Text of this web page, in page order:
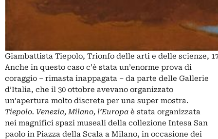
Giambattista Tiepolo, Trionfo delle arti e delle scienze,
Anche in questo caso c’è stata un’enorme prova di
coraggio – rimasta inappagata – da parte delle Gallerie
d’Italia, che il 30 ottobre avevano organizzato
un’apertura molto discreta per una super mostra.
Tiepolo. Venezia, Milano, l’Europa è stata organizzata
nei magnifici spazi museali della collezione Intesa San
paolo in Piazza della Scala a Milano, in occasione dei